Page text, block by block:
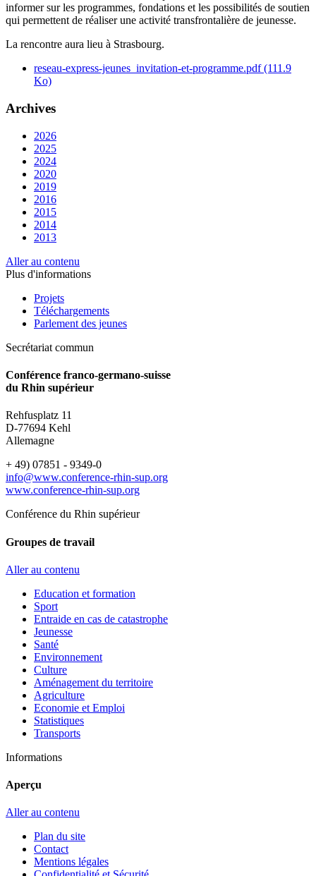
informer sur les programmes, fondations et les possibilités de soutien
qui permettent de réaliser une activité transfrontalière de jeunesse.
La rencontre aura lieu à Strasbourg.
reseau-express-jeunes_invitation-et-programme.pdf(111.9
Ko)
Archives
2026
2025
2024
2020
2019
2016
2015
2014
2013
Aller au contenu
Plus d'informations
Projets
Téléchargements
Parlement des jeunes
Secrétariat commun
Conférence franco-germano-suisse
du Rhin supérieur
Rehfusplatz 11
D-77694 Kehl
Allemagne
+ 49) 07851 - 9349-0
info@www.conference-rhin-sup.org
www.conference-rhin-sup.org
Conférence du Rhin supérieur
Groupes de travail
Aller au contenu
Education et formation
Sport
Entraide en cas de catastrophe
Jeunesse
Santé
Environnement
Culture
Aménagement du territoire
Agriculture
Economie et Emploi
Statistiques
Transports
Informations
Aperçu
Aller au contenu
Plan du site
Contact
Mentions légales